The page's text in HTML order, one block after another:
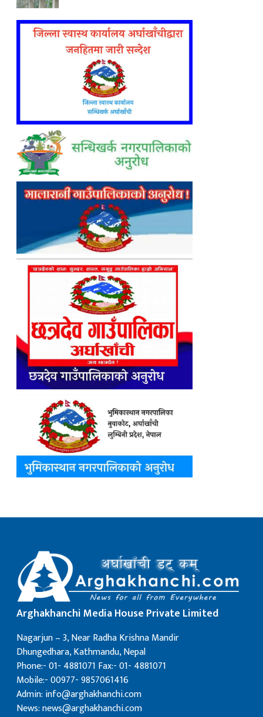
Arghakhanchi Media House Private Limited
Nagarjun – 3, Near Radha Krishna Mandir
Dhungedhara, Kathmandu, Nepal
Phone:- 01- 4881071 Fax:- 01- 4881071
Mobile:- 00977- 9857061416
Admin: info@arghakhanchi.com
News: news@arghakhanchi.com